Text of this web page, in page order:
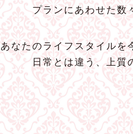
プランにあわせた数
あなたのライフスタイル
日常とは違う、上質